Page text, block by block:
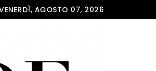
AGOSTO 07, 2026